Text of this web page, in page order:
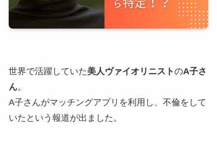
世界で活躍していた美人ヴァイオリニストのA子さ
ん。
A子さんがマッチングアプリを利用し、不倫をして
いたという報道が出ました。